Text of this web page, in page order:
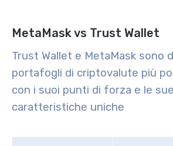
MetaMask vs Trust Wallet
Trust Wallet e MetaMask sono
portafogli di criptovalute più
con i suoi punti di forza e le sue
caratteristiche uniche